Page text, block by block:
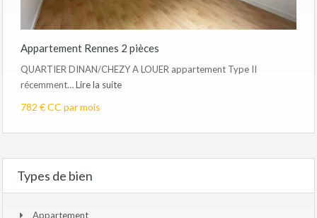
Appartement Rennes 2 pièces
QUARTIER DINAN/CHEZY A LOUER appartement Type II
récemment…Lire la suite
782 € CC par mois
Types de bien
Appartement